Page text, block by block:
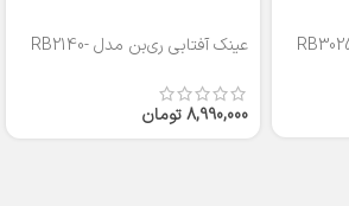
عینک آفتابی ری‌بن مدل RB2140-
8,990,000تومان